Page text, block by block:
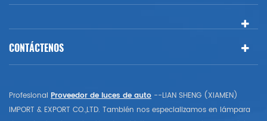
CONTÁCTENOS
Profesional Proveedor de luces de auto --LIAN SHENG (XIAMEN)
IMPORT & EXPORT CO.,LTD. También nos especializamos en lámpara